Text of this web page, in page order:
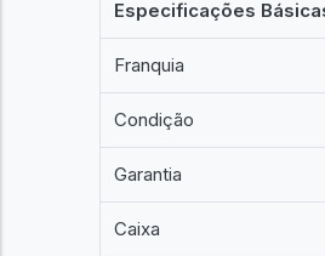
Especificações
Franquia
Condição
Garantia
Caixa